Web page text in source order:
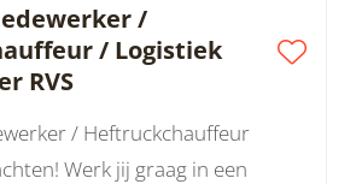
/
/ Logistiek
RVS
/ Heftruckchauffeur
Werk jij graag in een